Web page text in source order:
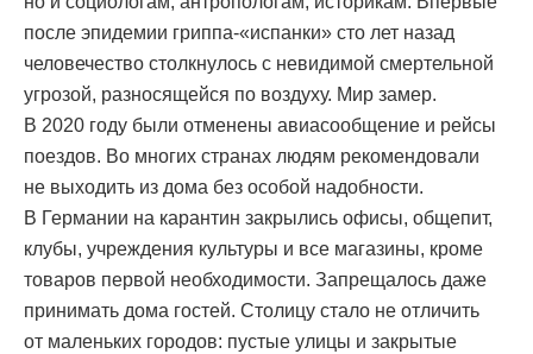
после эпидемии гриппа-«испанки» сто лет назад
человечество столкнулось с невидимой смертельной
угрозой, разносящейся по воздуху. Мир замер.
В 2020 году были отменены авиасообщение и рейсы
поездов. Во многих странах людям рекомендовали
не выходить из дома без особой надобности.
В Германии на карантин закрылись офисы, общепит,
клубы, учреждения культуры и все магазины, кроме
товаров первой необходимости. Запрещалось даже
принимать дома гостей. Столицу стало не отличить
от маленьких городов: пустые улицы и закрытые